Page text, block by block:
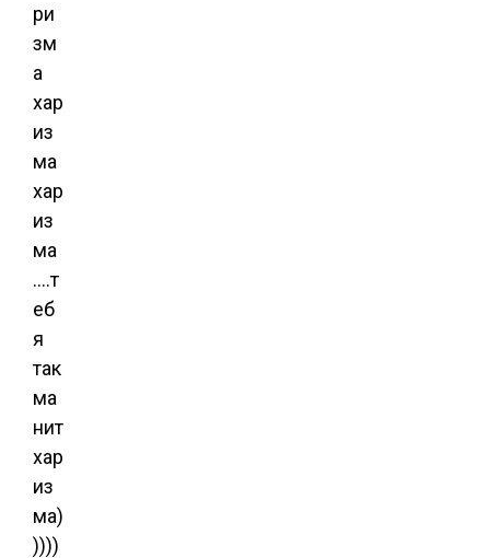
ри
зм
а
хар
из
ма
хар
из
ма
….т
еб
я
так
ма
нит
хар
из
ма)
))))